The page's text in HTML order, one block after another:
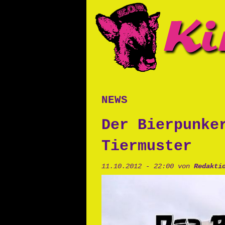
news
Der
Tiermuster
11.10.2012 - 22:00 von